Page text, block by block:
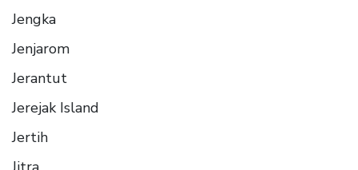
Jengka
Jenjarom
Jerantut
Jerejak Island
Jertih